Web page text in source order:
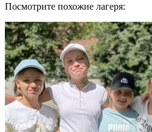
Посмотрите похожие лагеря: